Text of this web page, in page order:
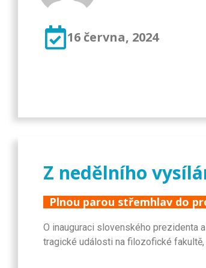
16 června, 2024
Z nedělního
Plnou parou střemhlav do
O inauguraci slovenského prezidenta
tragické události na filozofické fakultě,